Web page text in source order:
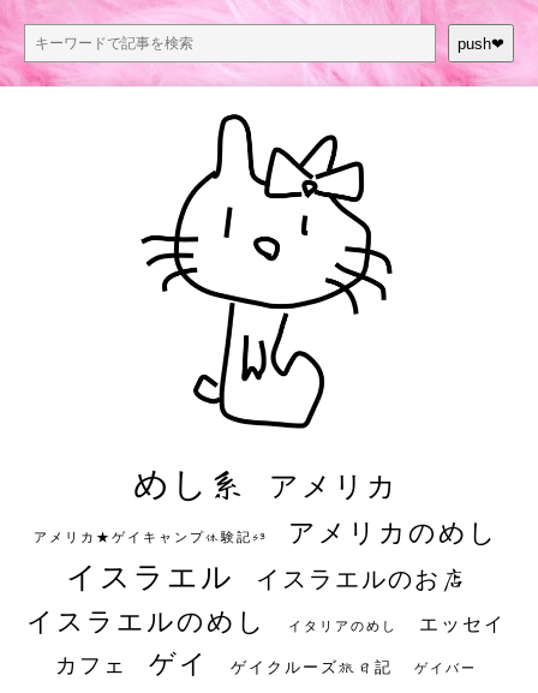
push❤︎
めし系 アメリカ
アメリカ★ゲイキャンプ体験記S3 アメリカのめし
イスラエル イスラエルのお店
イスラエルのめし イタリアのめし エッセイ
カフェ ゲイ ゲイクルーズ旅日記 ゲイバー